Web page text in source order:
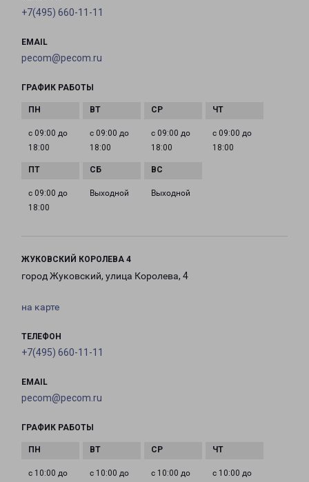
+7(495) 660-11-11
EMAIL
pecom@pecom.ru
ГРАФИК РАБОТЫ
с 09:00 до
18:00
с 09:00 до
18:00
с 09:00 до
18:00
с 09:00 до
18:00
с 09:00 до
18:00
Выходной Выходной
ЖУКОВСКИЙ КОРОЛЕВА 4
город Жуковский, улица Королева, 4
на карте
ТЕЛЕФОН
+7(495) 660-11-11
EMAIL
pecom@pecom.ru
ГРАФИК РАБОТЫ
с 10:00 до
с 10:00 до
с 10:00 до
с 10:00 до